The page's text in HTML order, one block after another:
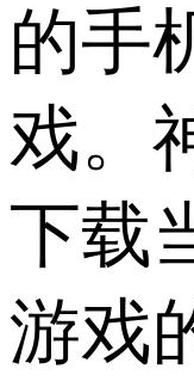
的手
戏。
下载
游戏